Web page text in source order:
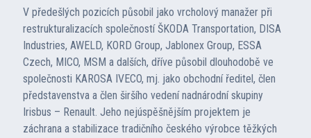
V předešlých pozicích působil jako vrcholový manažer při
restrukturalizacích společností ŠKODA Transportation, DISA
Industries, AWELD, KORD Group, Jablonex Group, ESSA
Czech, MICO, MSM a dalších, dříve působil dlouhodobě ve
společnosti KAROSA IVECO, mj. jako obchodní ředitel, člen
představenstva a člen širšího vedení nadnárodní skupiny
Irisbus – Renault. Jeho nejúspěšnějším projektem je
záchrana a stabilizace tradičního českého výrobce těžkých